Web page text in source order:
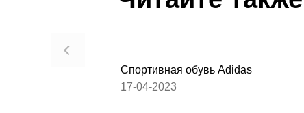
Спортивная обувь Adidas
17-04-2023